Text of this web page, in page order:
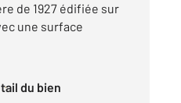
de 1927 édifiée sur
une surface
du bien